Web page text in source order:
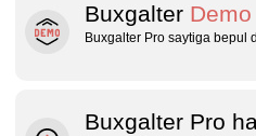
Buxgalter Demo
Buxgalter Pro saytiga bepul
Buxgalter Pro